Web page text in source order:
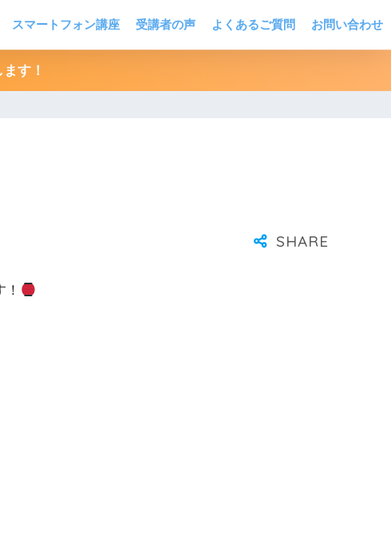
スマートフォン講座 受講者の声 よくあるご質問 お問い合わせ
す！